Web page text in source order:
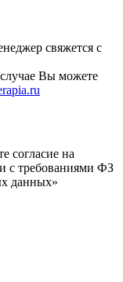
свяжется с
Вы можете
согласие на
с требованиями ФЗ
данных»